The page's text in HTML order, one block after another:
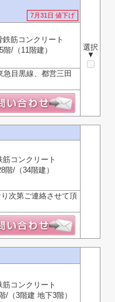
7月31日 値下げ
選択
▼
鉄筋コンクリート
5階/（11階建）
目黒線、都営三田
筋コンクリート
階/（34階建）
次第ご連絡させて頂
筋コンクリート
/（3階建 地下3階）